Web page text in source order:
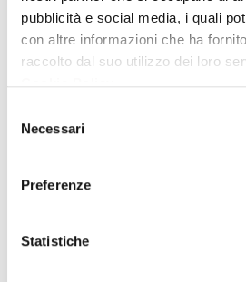
pubblicità e social media, i quali
con altre informazioni che ha
raccolto dal suo utilizzo dei loro
delNecessari
Preferenze
Statistiche
Viaggio audiovisivo attraverso
fermate della metropolitana
Festival Filosofia
20/09/2008
Animazione scientifica per